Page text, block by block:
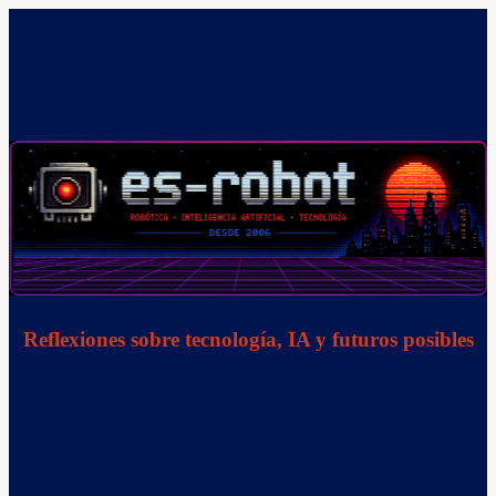
Reflexiones sobre tecnología, IA y futuros posibles